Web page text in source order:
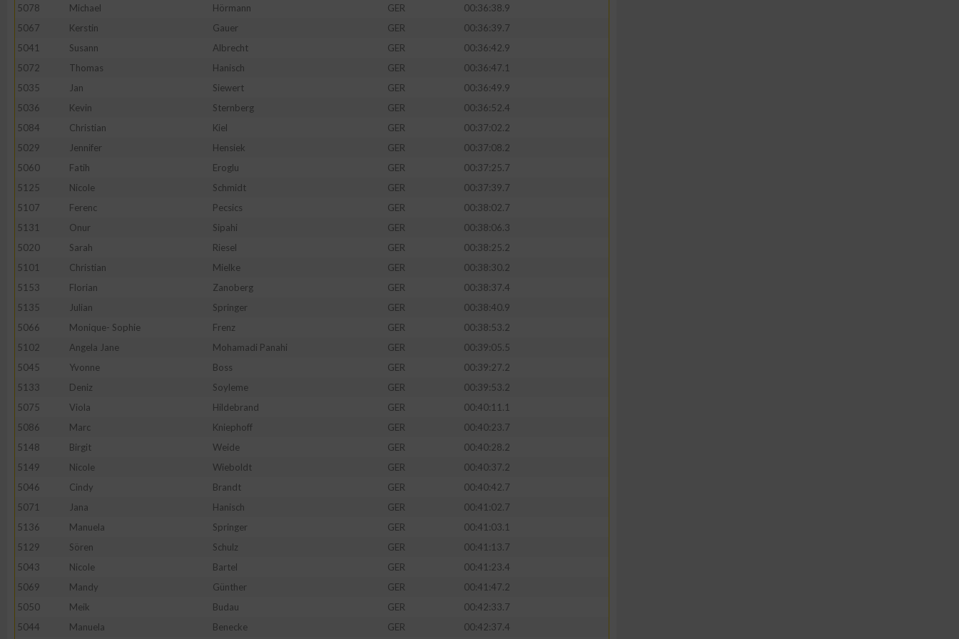
5078
Michael Hörmann GER
00:36:38.9
5067
Kerstin Gauer GER
00:36:39.7
5041
Susann Albrecht GER
00:36:42.9
5072
Thomas Hanisch GER
00:36:47.1
5035
Jan Siewert GER
00:36:49.9
5036
Kevin Sternberg GER
00:36:52.4
5084
Christian Kiel GER
00:37:02.2
5029
Jennifer Hensiek GER
00:37:08.2
5060
Fatih Eroglu GER
00:37:25.7
5125
Nicole Schmidt GER
00:37:39.7
5107
Ferenc Pecsics GER
00:38:02.7
5131
Onur Sipahi GER
00:38:06.3
5020
Sarah Riesel GER
00:38:25.2
5101
Christian Mielke GER
00:38:30.2
5153
Florian Zanoberg GER
00:38:37.4
5135
Julian Springer GER
00:38:40.9
5066
Monique- Sophie Frenz GER
00:38:53.2
5102
Angela Jane Mohamadi Panahi GER
00:39:05.5
5045
Yvonne Boss GER
00:39:27.2
5133
Deniz Soyleme GER
00:39:53.2
5075
Viola Hildebrand GER
00:40:11.1
5086
Marc Kniephoff GER
00:40:23.7
5148
Birgit Weide GER
00:40:28.2
5149
Nicole Wieboldt GER
00:40:37.2
5046
Cindy Brandt GER
00:40:42.7
5071
Jana Hanisch GER
00:41:02.7
5136
Manuela Springer GER
00:41:03.1
5129
Sören Schulz GER
00:41:13.7
5043
Nicole Bartel GER
00:41:23.4
5069
Mandy Günther GER
00:41:47.2
5050
Meik Budau GER
00:42:33.7
5044
Manuela Benecke GER 00:42:37.4
Erstellung von Profilen zur Personalisierung von Inhalten
Verwendung von Profilen zur Auswahl personalisierter Inhalte
verschiedenen Quellen
Entwicklung und Verbesserung der Angebote
Verwendung reduzierter Daten zur Auswahl von Inhalten
IAB-Besonderheiten:
Verwendung genauer Standortdaten
Nicht-IAB-Verarbeitungszwecke:
Performance
Funktional
Werbung